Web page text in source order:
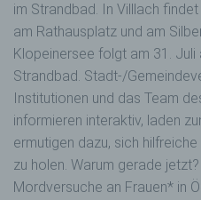
im Strandbad. In Villlach
am Rathausplatz und am
Klopeinersee folgt am 31.
Strandbad. Stadt-/
Institutionen und das Team
informieren interaktiv, laden
ermutigen dazu, sich
zu holen. Warum gerade
Mordversuche an Frauen* in